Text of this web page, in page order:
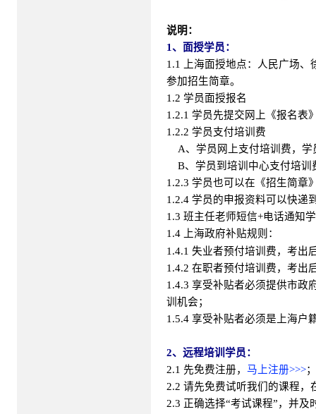
说明：
1、面授学员：
1.1 上海面授地点：人民广场
参加招生简章。
1.2 学员面授报名
1.2.1 学员先提交网上《报名表
1.2.2 学员支付培训费
A、学员网上支付培训费，学
B、学员到培训中心支付培训
1.2.3 学员也可以在《招生简章
1.2.4 学员的申报资料可以快递
1.3 班主任老师短信+电话通知
1.4 上海政府补贴规则：
1.4.1 失业者预付培训费，考出
1.4.2 在职者预付培训费，考出
1.4.3 享受补贴者必须提供市政
训机会；
1.5.4 享受补贴者必须是上海户
2、远程培训学员：
2.1 先免费注册， 马上注册>>>；
2.2 请先免费试听我们的课程
2.3 正确选择“考试课程”，并及